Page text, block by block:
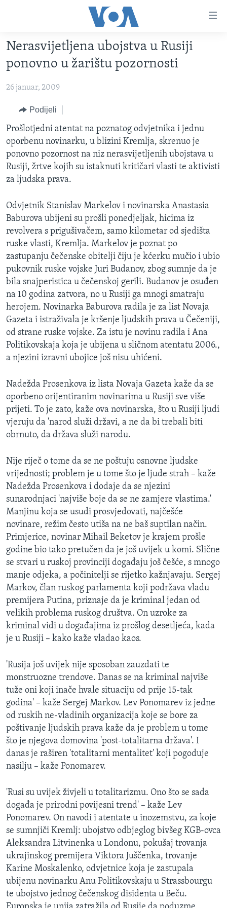
glavni
sadržaj
Pređi
na
navigaciju
Idi
na
pretragu
TV PROGRAM
VIDEO
FOTOGRAFIJE DANA
VIJESTI
SJEDINJENE AMERIČKE DRŽAVE
BOSNA I HERCEGOVINA
SVIJET
NAUKA I TEHNOLOGIJA
SPECIJALNI PROJEKTI
KORUPCIJA
SLOBODA MEDIJA
ŽENSKA STRANA
IZBJEGLIČKA STRANA
MAGAZIN
O GLASU AMERIKE
Learning English
PRATITE NAS
Jezici
Nerasvijetljena ubojstva u Rusiji
ponovno u žarištu pozornosti
26 januar, 2009
Podijeli
Prošlotjedni atentat na poznatog odvjetnika i jednu
oporbenu novinarku, u blizini Kremlja, skrenuo je
ponovno pozornost na niz nerasvijetljenih ubojstava u
Rusiji, žrtve kojih su istaknuti kritičari vlasti te aktivisti
za ljudska prava.
Odvjetnik Stanislav Markelov i novinarska Anastasia
Baburova ubijeni su prošli ponedjeljak, hicima iz
revolvera s prigušivačem, samo kilometar od sjedišta
ruske vlasti, Kremlja. Markelov je poznat po
zastupanju čečenske obitelji čiju je kćerku mučio i ubio
pukovnik ruske vojske Juri Budanov, zbog sumnje da je
bila snajperistica u čečenskoj gerili. Budanov je osuđen
na 10 godina zatvora, no u Rusiji ga mnogi smatraju
herojem. Novinarka Baburova radila je za list Novaja
Gazeta i istraživala je kršenje ljudskih prava u Čečeniji,
od strane ruske vojske. Za istu je novinu radila i Ana
Politikovskaja koja je ubijena u sličnom atentatu 2006.,
a njezini izravni ubojice još nisu uhićeni.
Nadežda Prosenkova iz lista Novaja Gazeta kaže da se
oporbeno orijentiranim novinarima u Rusiji sve više
prijeti. To je zato, kaže ova novinarska, što u Rusiji ljudi
vjeruju da 'narod služi državi, a ne da bi trebali biti
obrnuto, da država služi narodu.
Nije riječ o tome da se ne poštuju osnovne ljudske
vrijednosti; problem je u tome što je ljude strah – kaže
Nadežda Prosenkova i dodaje da se njezini
sunarodnjaci 'najviše boje da se ne zamjere vlastima.'
Manjinu koja se usudi prosvjedovati, najčešće
novinare, režim često utiša na ne baš suptilan način.
Primjerice, novinar Mihail Beketov je krajem prošle
godine bio tako pretučen da je još uvijek u komi. Slične
se stvari u ruskoj provinciji događaju još češće, s mnogo
manje odjeka, a počinitelji se rijetko kažnjavaju. Sergej
Markov, član ruskog parlamenta koji podržava vladu
premijera Putina, priznaje da je kriminal jedan od
velikih problema ruskog društva. On uzroke za
kriminal vidi u događajima iz prošlog desetljeća, kada
je u Rusiji – kako kaže vladao kaos.
'Rusija još uvijek nije sposoban zauzdati te
monstruozne trendove. Danas se na kriminal najviše
tuže oni koji inače hvale situaciju od prije 15-tak
godina' – kaže Sergej Markov. Lev Ponomarev iz jedne
od ruskih ne-vladinih organizacija koje se bore za
poštivanje ljudskih prava kaže da je problem u tome
što je njegova domovina 'post-totalitarna država'. I
danas je raširen 'totalitarni mentalitet' koji pogoduje
nasilju – kaže Ponomarev.
'Rusi su uvijek živjeli u totalitarizmu. Ono što se sada
događa je prirodni povijesni trend' – kaže Lev
Ponomarev. On navodi i atentate u inozemstvu, za koje
se sumnjiči Kremlj: ubojstvo odbjeglog bivšeg KGB-ovca
Aleksandra Litvinenka u Londonu, pokušaj trovanja
ukrajinskog premijera Viktora Juščenka, trovanje
Karine Moskalenko, odvjetnice koja je zastupala
ubijenu novinarku Anu Politikovskaju u Strassbourgu
te ubojstvo jednog čečenskog disidenta u Beču.